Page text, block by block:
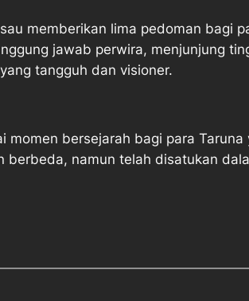
memberikan lima pedoman bagi
jawab perwira, menjunjung
tangguh dan visioner.
momen bersejarah bagi para
berbeda, namun telah disatukan